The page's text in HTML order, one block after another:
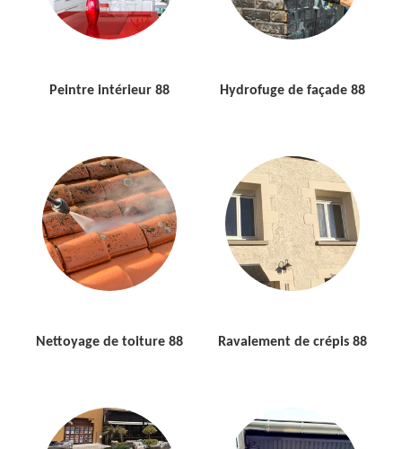
Peintre intérieur 88 Hydrofuge de façade 88
Nettoyage de toiture 88 Ravalement de crépis 88